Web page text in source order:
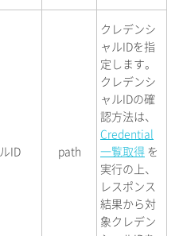
ID path
クレデンシ
ャルIDを指
定します。
クレデンシ
ャルIDの確
認方法は、
Credential
一覧取得 を
実行の上、
レスポンス
結果から対
象クレデン